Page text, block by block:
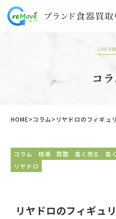
コ
HOME コラム リヤドロのフィギュ
コラム 相場 買取 高く売る
高
リヤドロ
リヤドロのフィギュ